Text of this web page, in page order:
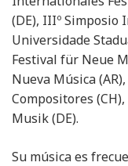
(DE), IIIº Simposio
Universidade
Festival für Neue
Nueva Música
Compositores
Musik (DE).
Su música es